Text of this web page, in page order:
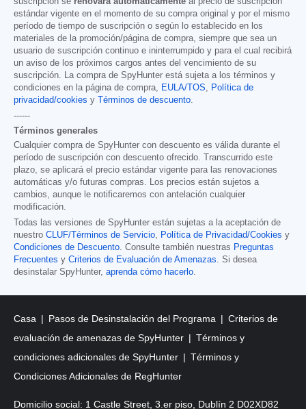
estándar vigente en el momento de su compra original y por el mismo
período de tiempo de suscripción o según lo establecido en los
materiales de la promoción/página de compra, siempre que sea un
usuario de suscripción continuo e ininterrumpido y para el cual recibirá
un aviso de los próximos cargos antes del vencimiento de su
suscripción. La compra de SpyHunter está sujeta a los términos y
condiciones en la página de compra, EULA/TOS, Política de
privacidad/cookies y Términos de descuento.
------
Términos generales
Cualquier compra de SpyHunter con descuento es válida durante el
período de suscripción con descuento ofrecido. Transcurrido este
plazo, se aplicará el precio estándar vigente para las renovaciones
automáticas y/o futuras compras. Los precios están sujetos a
cambios, aunque le notificaremos con antelación cualquier
modificación.
Todas las versiones de SpyHunter están sujetas a la aceptación de
nuestro CLUF/Términos de Servicio, Política de Privacidad/Cookies y
Condiciones de Descuento. Consulte también nuestras Preguntas
Frecuentes y Criterios de Evaluación de Amenazas. Si desea
desinstalar SpyHunter, aprenda cómo hacerlo.
Casa Pasos de Desinstalación del Programa
Criterios de
evaluación de amenazas de SpyHunter
Términos y
condiciones adicionales de SpyHunter
Términos y
Condiciones Adicionales de RegHunter
Domicilio social: 1 Castle Street, 3.er piso, Dublín 2 D02XD82